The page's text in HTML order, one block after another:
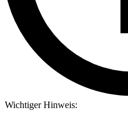
Wichtiger Hinweis: